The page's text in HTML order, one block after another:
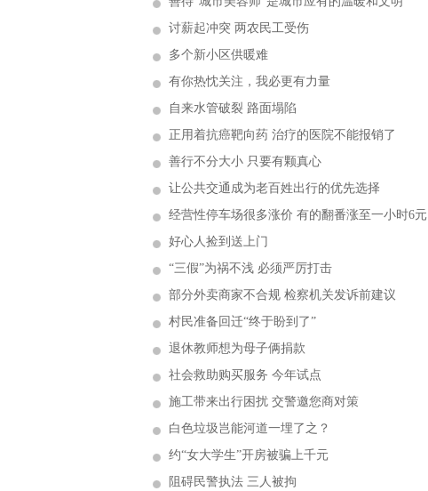
讨薪起冲突 两农民工受伤
多个新小区供暖难
有你热忱关注，我必更有力量
自来水管破裂 路面塌陷
正用着抗癌靶向药 治疗的医院不能报销了
善行不分大小 只要有颗真心
让公共交通成为老百姓出行的优先选择
经营性停车场很多涨价 有的翻番涨至一小时6元
好心人捡到送上门
“三假”为祸不浅 必须严厉打击
部分外卖商家不合规 检察机关发诉前建议
村民准备回迁“终于盼到了”
退休教师想为母子俩捐款
社会救助购买服务 今年试点
施工带来出行困扰 交警邀您商对策
白色垃圾岂能河道一埋了之？
约“女大学生”开房被骗上千元
阻碍民警执法 三人被拘